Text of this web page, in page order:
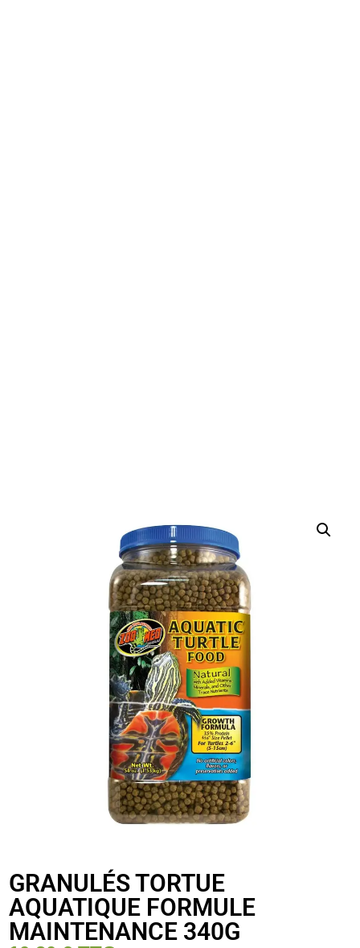
GRANULÉS TORTUE
AQUATIQUE FORMULE
MAINTENANCE 340G